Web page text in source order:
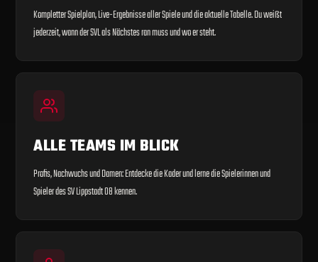
Kompletter Spielplan, Live-Ergebnisse aller Spiele und die aktuelle Tabelle. Du weißt
jederzeit, wann der SVL als Nächstes ran muss und wo er steht.
ALLE TEAMS IM BLICK
Profis, Nachwuchs und Damen: Entdecke die Kader und lerne die Spielerinnen und
Spieler des SV Lippstadt 08 kennen.